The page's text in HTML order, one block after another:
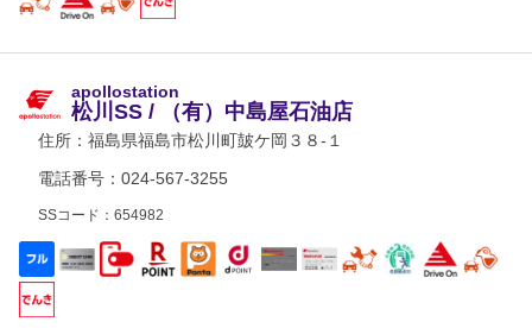
apollostation
松川SS / （有）中島屋石油店
住所： 福島県福島市松川町皷ケ岡３８-１
電話番号：024-567-3255
SSコード：654982